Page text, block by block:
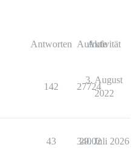
Antworten Aufrufe
Aktivität
142 27724
3. August
2022
43 34002
29. Juli 2026